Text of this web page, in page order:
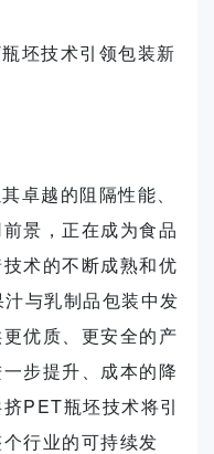
坯技术引领包装新
卓越的阻隔性能、
景，正在成为食品
术的不断成熟和优
与乳制品包装中发
优质、更安全的产
步提升、成本的降
PET瓶坯技术将引
行业的可持续发